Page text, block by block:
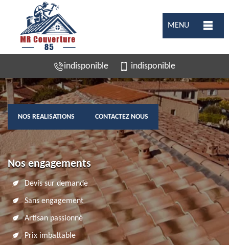
MENU
indisponible indisponible
NOS REALISATIONS CONTACTEZ NOUS
Nos engagements
Devis sur demande
Sans engagement
Artisan passionné
Prix imbattable